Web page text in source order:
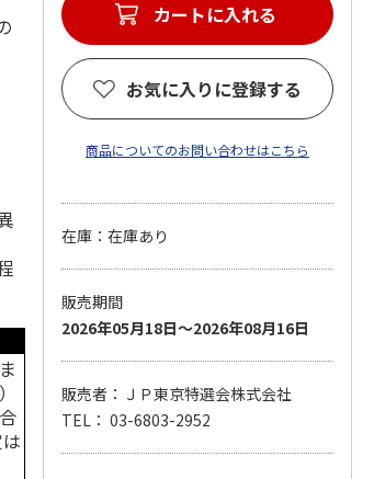
カートに入れる
お気に入りに登録する
商品についてのお問い合わせはこちら
在庫：在庫あり
販売期間
2026年05月18日～2026年08月16日
販売者：ＪＰ東京特選会株式会社
TEL： 03-6803-2952